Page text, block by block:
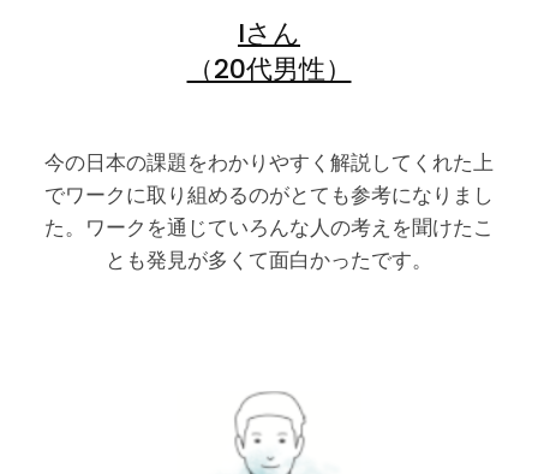
Iさん
（20代男性）
今の日本の課題をわかりやすく解説してくれた上
でワークに取り組めるのがとても参考になりまし
た。ワークを通じていろんな人の考えを聞けたこ
とも発見が多くて面白かったです。